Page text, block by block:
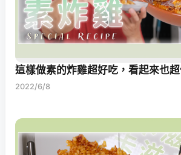
這樣做素的炸雞超好吃，看起來也超
2022/6/8